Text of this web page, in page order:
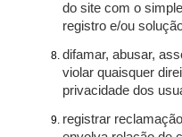
do site com o
registro e/ou
difamar, abusar,
violar quaisquer
privacidade dos
registrar